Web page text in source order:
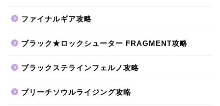
ファイナルギア攻略
ブラック★ロックシューター FRAGMENT攻略
ブラックステラインフェルノ攻略
ブリーチソウルライジング攻略